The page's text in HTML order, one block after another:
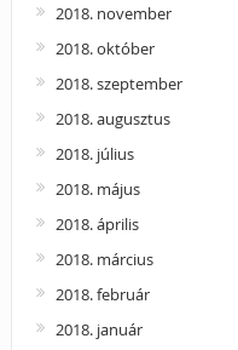
2018. november
2018. október
2018. szeptember
2018. augusztus
2018. július
2018. május
2018. április
2018. március
2018. február
2018. január